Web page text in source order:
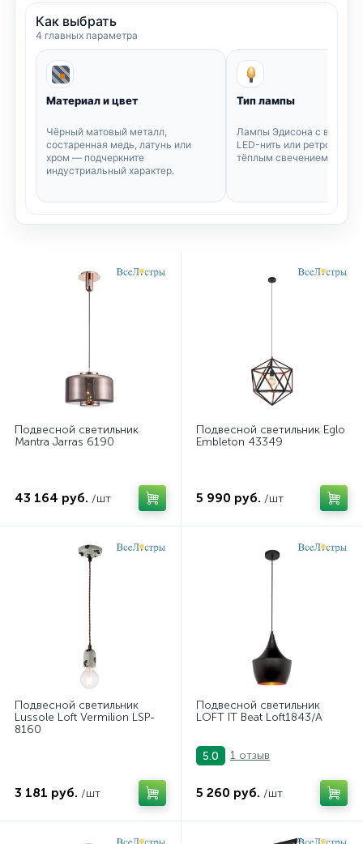
Как выбрать
4 главных параметра
Материал и цвет
Чёрный матовый металл,
состаренная медь, латунь или
хром — подчеркните
индустриальный характер.
Тип лампы
Лампы Эдисона с
LED-нить или ретро-
тёплым свечением
Подвесной светильник
Mantra Jarras 6190
43 164 руб. /шт
Подвесной светильник Eglo
Embleton 43349
5 990 руб. /шт
Подвесной светильник
Lussole Loft Vermilion LSP-
8160
3 181 руб. /шт
Подвесной светильник
LOFT IT Beat Loft1843/A
5.0 1 отзыв
5 260 руб. /шт